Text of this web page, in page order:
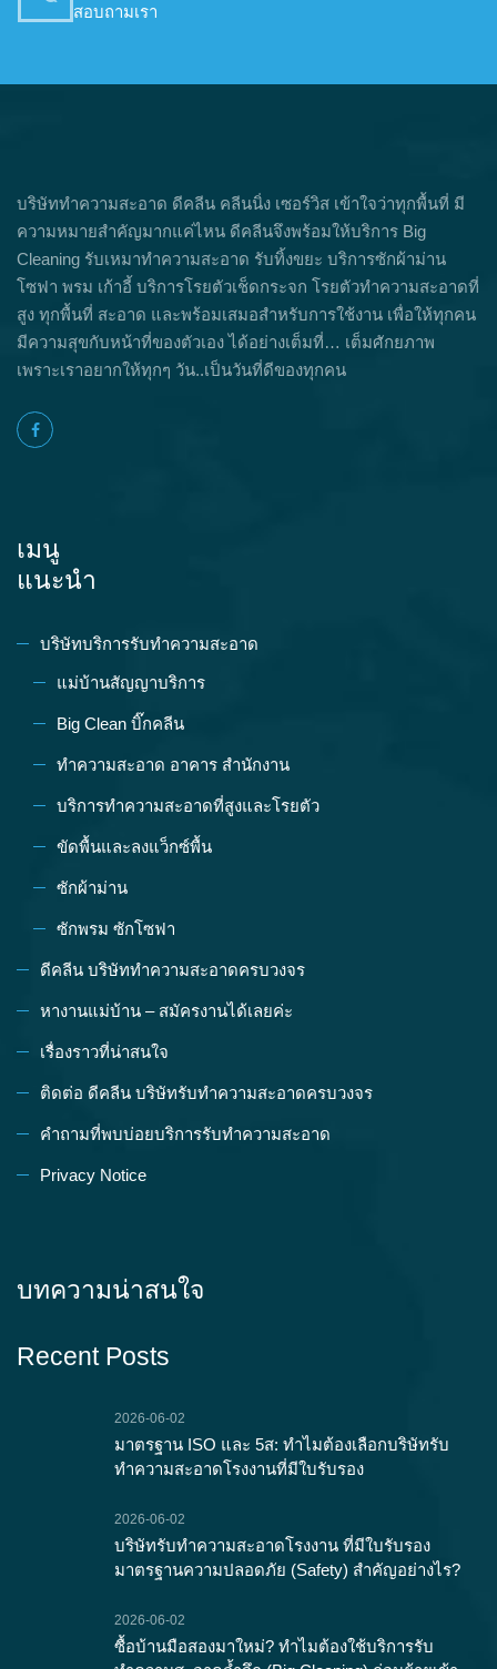
สอบถามเรา
บริษัททำความสะอาด ดีคลีน คลีนนิ่ง เซอร์วิส เข้าใจว่าทุกพื้นที่ มี
ความหมายสำคัญมากแค่ไหน ดีคลีนจึงพร้อมให้บริการ Big
Cleaning รับเหมาทำความสะอาด รับทิ้งขยะ บริการซักผ้าม่าน
โซฟา พรม เก้าอี้ บริการโรยตัวเช็ดกระจก โรยตัวทำความสะอาดที่
สูง ทุกพื้นที่ สะอาด และพร้อมเสมอสำหรับการใช้งาน เพื่อให้ทุกคน
มีความสุขกับหน้าที่ของตัวเอง ได้อย่างเต็มที่… เต็มศักยภาพ
เพราะเราอยากให้ทุกๆ วัน..เป็นวันที่ดีของทุกคน
เมนู
แนะนำ
บริษัทบริการรับทำความสะอาด
แม่บ้านสัญญาบริการ
Big Clean บิ๊กคลีน
ทำความสะอาด อาคาร สำนักงาน
บริการทำความสะอาดที่สูงและโรยตัว
ขัดพื้นและลงแว็กซ์พื้น
ซักผ้าม่าน
ซักพรม ซักโซฟา
ดีคลีน บริษัททำความสะอาดครบวงจร
หางานแม่บ้าน – สมัครงานได้เลยค่ะ
เรื่องราวที่น่าสนใจ
ติดต่อ ดีคลีน บริษัทรับทำความสะอาดครบวงจร
คำถามที่พบบ่อยบริการรับทำความสะอาด
Privacy Notice
บทความน่าสนใจ
Recent Posts
2026-06-02
มาตรฐาน ISO และ 5ส: ทำไมต้องเลือกบริษัทรับ
ทำความสะอาดโรงงานที่มีใบรับรอง
2026-06-02
บริษัทรับทำความสะอาดโรงงาน ที่มีใบรับรอง
มาตรฐานความปลอดภัย (Safety) สำคัญอย่างไร?
2026-06-02
ซื้อบ้านมือสองมาใหม่? ทำไมต้องใช้บริการรับ